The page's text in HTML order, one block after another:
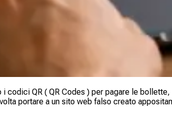
codici QR ( QR Codes ) per pagare le
portare a un sito web falso creato